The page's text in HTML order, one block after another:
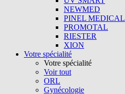
NEWMED
PINEL MEDICAL
PROMOTAL
RIESTER
XION
Votre spécialité
Votre spécialité
Voir tout
ORL
Gynécologie